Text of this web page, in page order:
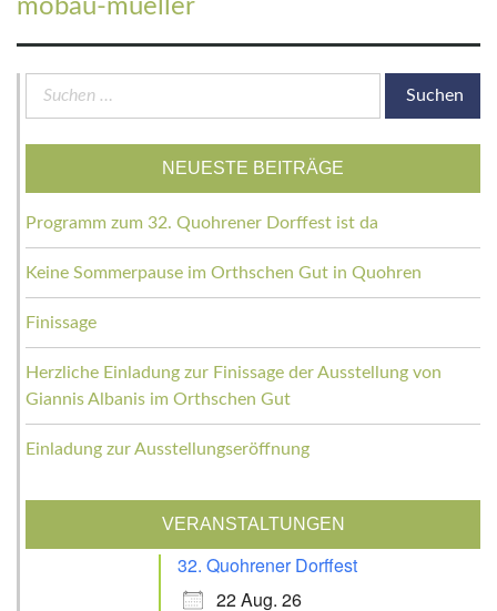
mobau-mueller
Suchen
NEUESTE BEITRÄGE
Programm zum 32. Quohrener Dorffest ist da
Keine Sommerpause im Orthschen Gut in Quohren
Finissage
Herzliche Einladung zur Finissage der Ausstellung von
Giannis Albanis im Orthschen Gut
Einladung zur Ausstellungseröffnung
VERANSTALTUNGEN
32. Quohrener Dorffest
22 Aug. 26